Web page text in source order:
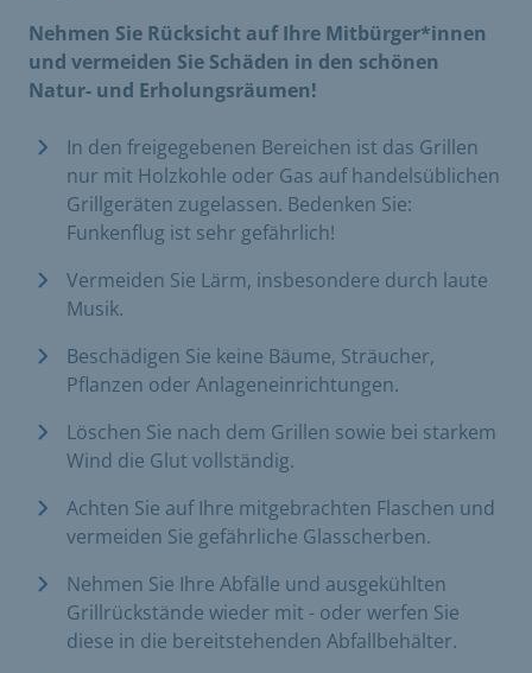
Nehmen Sie Rücksicht auf Ihre Mitbürger*innen
und vermeiden Sie Schäden in den schönen
Natur- und Erholungsräumen!
In den freigegebenen Bereichen ist das Grillen
nur mit Holzkohle oder Gas auf handelsüblichen
Grillgeräten zugelassen. Bedenken Sie:
Funkenflug ist sehr gefährlich!
Vermeiden Sie Lärm, insbesondere durch laute
Musik.
Beschädigen Sie keine Bäume, Sträucher,
Pflanzen oder Anlageneinrichtungen.
Löschen Sie nach dem Grillen sowie bei starkem
Wind die Glut vollständig.
Achten Sie auf Ihre mitgebrachten Flaschen und
vermeiden Sie gefährliche Glasscherben.
Nehmen Sie Ihre Abfälle und ausgekühlten
Grillrückstände wieder mit - oder werfen Sie
diese in die bereitstehenden Abfallbehälter.